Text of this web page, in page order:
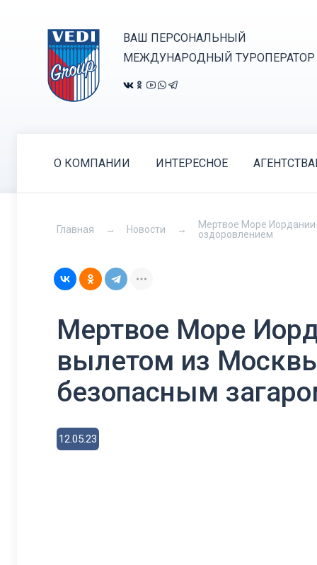
ВАШ ПЕРСОНАЛЬНЫЙ
МЕЖДУНАРОДНЫЙ ТУРОПЕРАТОР
О КОМПАНИИ ИНТЕРЕСНОЕ
Главная Новости
Мертвое Море
оздоровлением
Мертвое Море
вылетом из
безопасным
12.05.23